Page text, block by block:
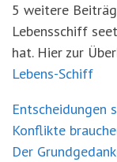
5 weitere
Lebensschiff
hat. Hier zur
Lebens-Schiff
Entscheidungen
Konflikte
Der